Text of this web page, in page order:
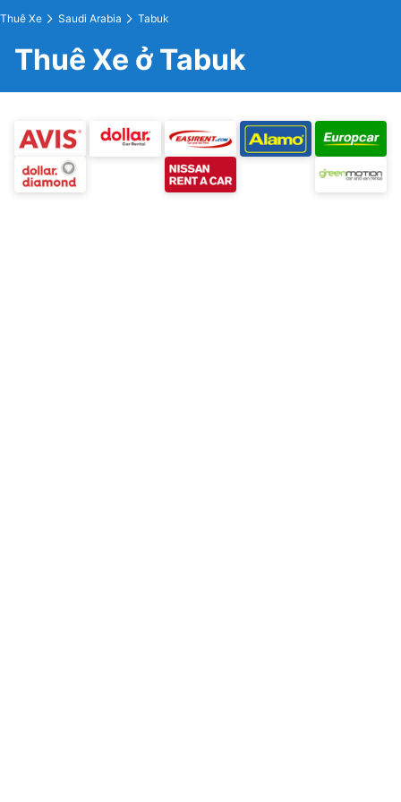
Thuê Xe Saudi Arabia Tabuk
Thuê Xe ở Tabuk